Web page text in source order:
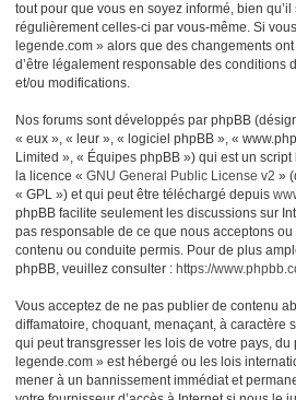
tout pour que vous en soyez informé, bien
régulièrement celles-ci par vous-même. Si
legende.com » alors que des changements
d’être légalement responsable des conditions
et/ou modifications.
Nos forums sont développés par phpBB
« eux », « leur », « logiciel phpBB », «
Limited », « Équipes phpBB ») qui est un
la licence « GNU General Public License v2 »
« GPL ») et qui peut être téléchargé depuis
phpBB facilite seulement les discussions sur
pas responsable de ce que nous acceptons ou
contenu ou conduite permis. Pour de plus
phpBB, veuillez consulter : https://
Vous acceptez de ne pas publier de contenu
diffamatoire, choquant, menaçant, à caractère
qui peut transgresser les lois de votre pays, du
legende.com » est hébergé ou les lois
mener à un bannissement immédiat et